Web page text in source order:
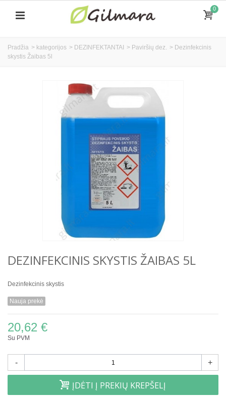
0
Pradžia > kategorijos > DEZINFEKTANTAI > Paviršių dez. > Dezinfekcinis
skystis Žaibas 5l
DEZINFEKCINIS SKYSTIS ŽAIBAS 5L
Dezinfekcinis skystis
Nauja prekė
20,62 €
Su PVM
- +
ĮDĖTI Į PREKIŲ KREPŠELĮ